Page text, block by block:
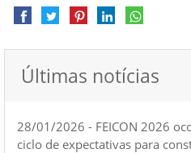
Últimas notícias
28/01/2026 - FEICON 2026
ciclo de expectativas para